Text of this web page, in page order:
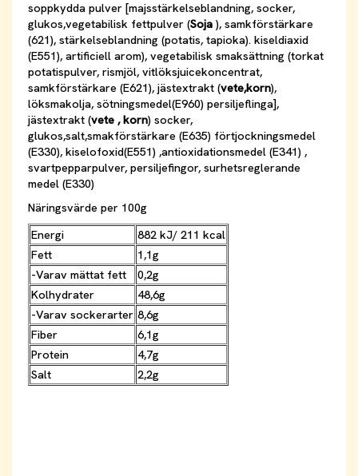
soppkydda pulver [majsstärkelseblandning, socker,
glukos,vegetabilisk fettpulver (Soja ), samkförstärkare
(621), stärkelseblandning (potatis, tapioka). kiseldiaxid
(E551), artificiell arom), vegetabilisk smaksättning (torkat
potatispulver, rismjöl, vitlöksjuicekoncentrat,
samkförstärkare (E621), jästextrakt (vete,korn),
löksmakolja, sötningsmedel(E960) persiljeflinga],
jästextrakt (vete , korn) socker,
glukos,salt,smakförstärkare (E635) förtjockningsmedel
(E330), kiselofoxid(E551) ,antioxidationsmedel (E341) ,
svartpepparpulver, persiljefingor, surhetsreglerande
medel (E330)
Näringsvärde per 100g
Energi
882 kJ/ 211 kcal
Fett
1,1g
-Varav mättat fett
0,2g
Kolhydrater
48,6g
-Varav sockerarter 8,6g
Fiber
6,1g
Protein
4,7g
Salt
2,2g